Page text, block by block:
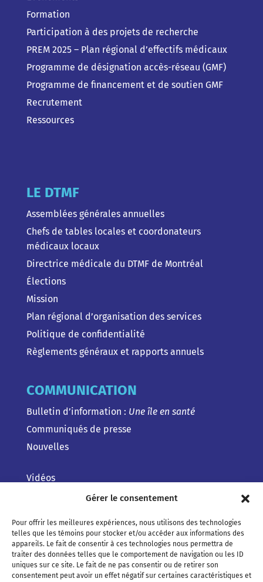
Gérer le consentement
Pour offrir les meilleures expériences, nous utilisons des technologies
telles que les témoins pour stocker et/ou accéder aux informations des
appareils. Le fait de consentir à ces technologies nous permettra de
traiter des données telles que le comportement de navigation ou les ID
uniques sur ce site. Le fait de ne pas consentir ou de retirer son
consentement peut avoir un effet négatif sur certaines caractéristiques et
Formation
Participation à des projets de recherche
PREM 2025 – Plan régional d’effectifs médicaux
Programme de désignation accès-réseau (GMF)
Programme de financement et de soutien GMF
Recrutement
Ressources
LE DTMF
Assemblées générales annuelles
Chefs de tables locales et coordonateurs
médicaux locaux
Directrice médicale du DTMF de Montréal
Élections
Mission
Plan régional d’organisation des services
Politique de confidentialité
Règlements généraux et rapports annuels
COMMUNICATION
Bulletin d’information : Une île en santé
Communiqués de presse
Nouvelles
Vidéos